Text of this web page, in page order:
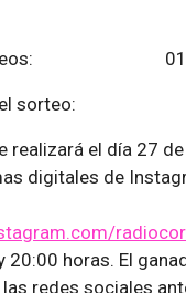
sorteos: 01
del sorteo:
realizará el día 27
digitales de
20:00 horas. El
redes sociales